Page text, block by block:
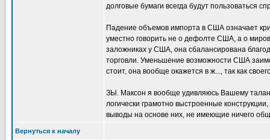
долговые бумаги всегда будут пользоваться
Падение объемов импорта в США означает
уместно говорить не о дефолте США, а о
заложниках у США, она сбалансирована
торговли. Уменьшение возможности США
стоит, она вообще окажется в ж..., так как
ЗЫ. Максон я вообще удивляюсь Вашему
логически грамотно выстроенные
выводы на основе них, не имеющие ничего
Вернуться к началу